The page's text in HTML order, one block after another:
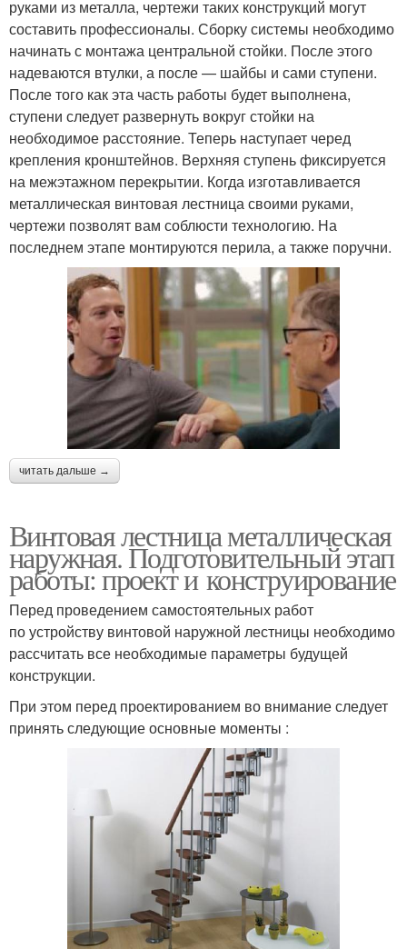
руками из металла, чертежи таких конструкций могут
составить профессионалы. Сборку системы необходимо
начинать с монтажа центральной стойки. После этого
надеваются втулки, а после — шайбы и сами ступени.
После того как эта часть работы будет выполнена,
ступени следует развернуть вокруг стойки на
необходимое расстояние. Теперь наступает черед
крепления кронштейнов. Верхняя ступень фиксируется
на межэтажном перекрытии. Когда изготавливается
металлическая винтовая лестница своими руками,
чертежи позволят вам соблюсти технологию. На
последнем этапе монтируются перила, а также поручни.
читать дальше →
Винтовая лестница металлическая
наружная. Подготовительный этап
работы: проект и конструирование
Перед проведением самостоятельных работ
по устройству винтовой наружной лестницы необходимо
рассчитать все необходимые параметры будущей
конструкции.
При этом перед проектированием во внимание следует
принять следующие основные моменты :